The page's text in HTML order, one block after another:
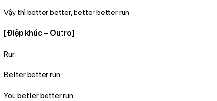
Vậy thì better better, better better run
[Điệp khúc + Outro]
Run
Better better run
You better better run